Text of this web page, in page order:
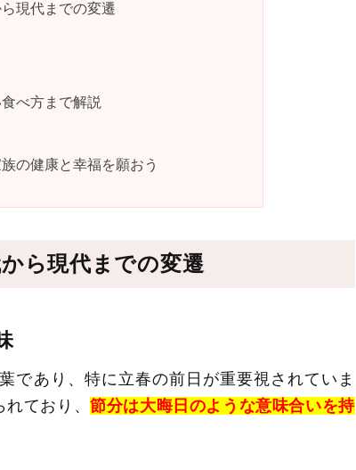
現代までの変遷
べ方まで解説
の健康と幸福を願おう
ら現代までの変遷
であり、特に立春の前日が重要視されていま
れており、節分は大晦日のような意味合いを持